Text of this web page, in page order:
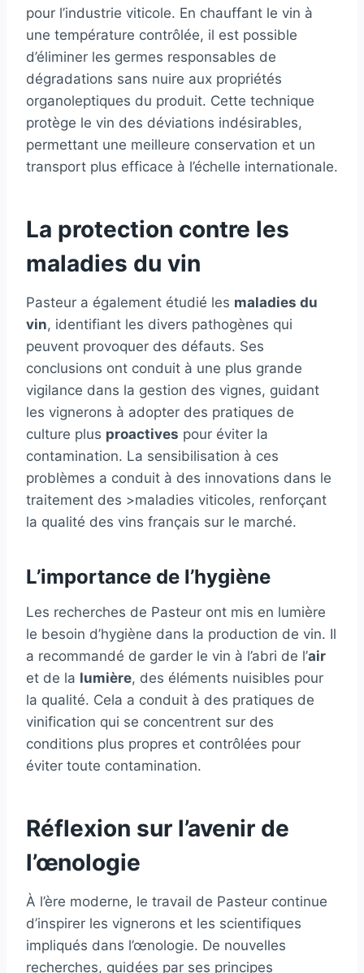
pour l’industrie viticole. En chauffant le vin à
une température contrôlée, il est possible
d’éliminer les germes responsables de
dégradations sans nuire aux propriétés
organoleptiques du produit. Cette technique
protège le vin des déviations indésirables,
permettant une meilleure conservation et un
transport plus efficace à l’échelle internationale.
La protection contre les
maladies du vin
Pasteur a également étudié les maladies du
vin, identifiant les divers pathogènes qui
peuvent provoquer des défauts. Ses
conclusions ont conduit à une plus grande
vigilance dans la gestion des vignes, guidant
les vignerons à adopter des pratiques de
culture plus proactives pour éviter la
contamination. La sensibilisation à ces
problèmes a conduit à des innovations dans le
traitement des >maladies viticoles, renforçant
la qualité des vins français sur le marché.
L’importance de l’hygiène
Les recherches de Pasteur ont mis en lumière
le besoin d’hygiène dans la production de vin. Il
a recommandé de garder le vin à l’abri de l’air
et de la lumière, des éléments nuisibles pour
la qualité. Cela a conduit à des pratiques de
vinification qui se concentrent sur des
conditions plus propres et contrôlées pour
éviter toute contamination.
Réflexion sur l’avenir de
l’œnologie
À l’ère moderne, le travail de Pasteur continue
d’inspirer les vignerons et les scientifiques
impliqués dans l’œnologie. De nouvelles
recherches, guidées par ses principes